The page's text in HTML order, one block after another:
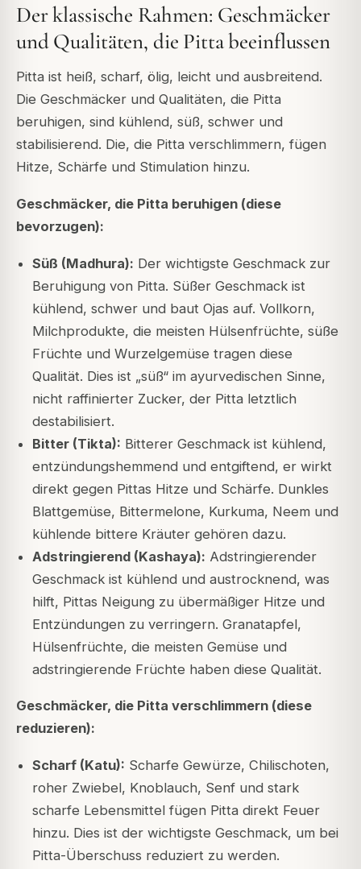
Der klassische Rahmen: Geschmäcker
und Qualitäten, die Pitta beeinflussen
Pitta ist heiß, scharf, ölig, leicht und ausbreitend.
Die Geschmäcker und Qualitäten, die Pitta
beruhigen, sind kühlend, süß, schwer und
stabilisierend. Die, die Pitta verschlimmern, fügen
Hitze, Schärfe und Stimulation hinzu.
Geschmäcker, die Pitta beruhigen (diese
bevorzugen):
Süß (Madhura): Der wichtigste Geschmack zur
Beruhigung von Pitta. Süßer Geschmack ist
kühlend, schwer und baut Ojas auf. Vollkorn,
Milchprodukte, die meisten Hülsenfrüchte, süße
Früchte und Wurzelgemüse tragen diese
Qualität. Dies ist „süß“ im ayurvedischen Sinne,
nicht raffinierter Zucker, der Pitta letztlich
destabilisiert.
Bitter (Tikta): Bitterer Geschmack ist kühlend,
entzündungshemmend und entgiftend, er wirkt
direkt gegen Pittas Hitze und Schärfe. Dunkles
Blattgemüse, Bittermelone, Kurkuma, Neem und
kühlende bittere Kräuter gehören dazu.
Adstringierend (Kashaya): Adstringierender
Geschmack ist kühlend und austrocknend, was
hilft, Pittas Neigung zu übermäßiger Hitze und
Entzündungen zu verringern. Granatapfel,
Hülsenfrüchte, die meisten Gemüse und
adstringierende Früchte haben diese Qualität.
Geschmäcker, die Pitta verschlimmern (diese
reduzieren):
Scharf (Katu): Scharfe Gewürze, Chilischoten,
roher Zwiebel, Knoblauch, Senf und stark
scharfe Lebensmittel fügen Pitta direkt Feuer
hinzu. Dies ist der wichtigste Geschmack, um bei
Pitta-Überschuss reduziert zu werden.